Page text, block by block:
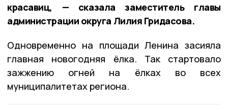
красавиц, — сказала заместитель главы
администрации округа Лилия Гридасова.
Одновременно на площади Ленина засияла
главная новогодняя ёлка. Так стартовало
зажжению огней на ёлках во всех
муниципалитетах региона.